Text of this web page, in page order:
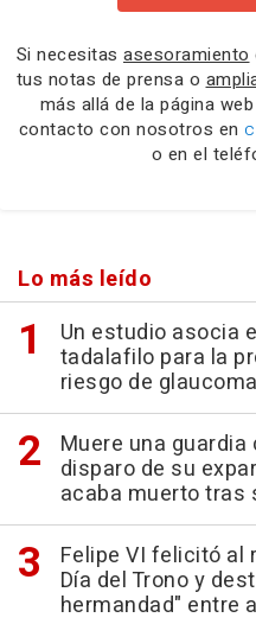
Si necesitas asesoramiento
tus notas de prensa o
más allá de la página
contacto con nosotros en
o en el
Lo más leído
Un estudio asocia
tadalafilo para la
riesgo de glaucoma
Muere una
disparo de su
acaba muerto tras
Felipe VI felicitó al
Día del Trono y
hermandad" entre